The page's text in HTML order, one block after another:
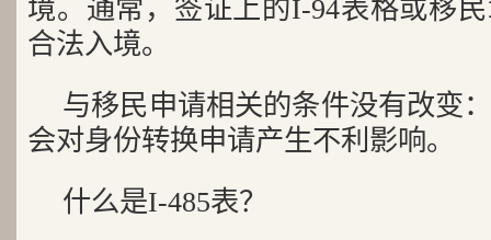
境。通常，签证上的I-94表格或移
合法入境。
与移民申请相关的条件没有改变
会对身份转换申请产生不利影响。
什么是I-485表？